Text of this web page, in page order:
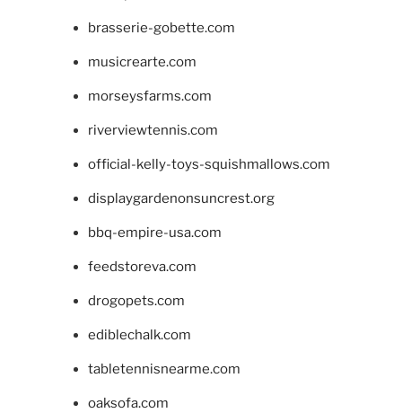
brasserie-gobette.com
musicrearte.com
morseysfarms.com
riverviewtennis.com
official-kelly-toys-squishmallows.com
displaygardenonsuncrest.org
bbq-empire-usa.com
feedstoreva.com
drogopets.com
ediblechalk.com
tabletennisnearme.com
oaksofa.com